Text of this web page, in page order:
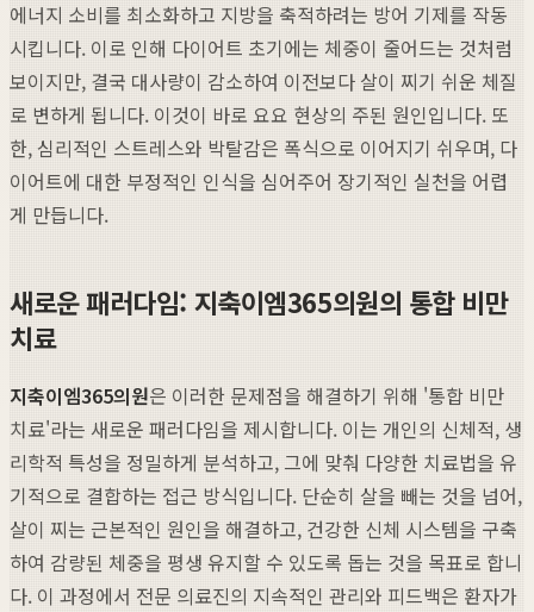
에너지 소비를 최소화하고 지방을 축적하려는 방어 기제를 작동
시킵니다. 이로 인해 다이어트 초기에는 체중이 줄어드는 것처럼
보이지만, 결국 대사량이 감소하여 이전보다 살이 찌기 쉬운 체질
로 변하게 됩니다. 이것이 바로 요요 현상의 주된 원인입니다. 또
한, 심리적인 스트레스와 박탈감은 폭식으로 이어지기 쉬우며, 다
이어트에 대한 부정적인 인식을 심어주어 장기적인 실천을 어렵
게 만듭니다.
새로운 패러다임: 지축이엠365의원의 통합 비만
치료
지축이엠365의원은 이러한 문제점을 해결하기 위해 '통합 비만
치료'라는 새로운 패러다임을 제시합니다. 이는 개인의 신체적, 생
리학적 특성을 정밀하게 분석하고, 그에 맞춰 다양한 치료법을 유
기적으로 결합하는 접근 방식입니다. 단순히 살을 빼는 것을 넘어,
살이 찌는 근본적인 원인을 해결하고, 건강한 신체 시스템을 구축
하여 감량된 체중을 평생 유지할 수 있도록 돕는 것을 목표로 합니
다. 이 과정에서 전문 의료진의 지속적인 관리와 피드백은 환자가